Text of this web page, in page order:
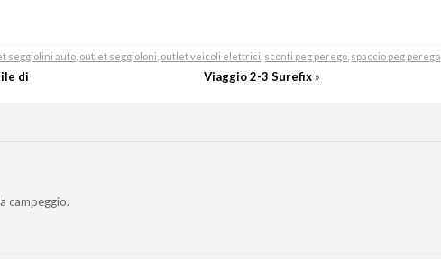
seggiolini auto outlet seggioloni outlet veicoli elettrici sconti peg perego spaccio peg perego
di
Viaggio 2-3 Surefix»
campeggio.